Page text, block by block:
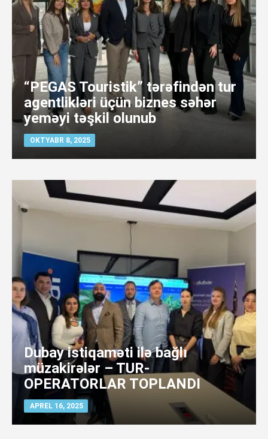
“PEGAS Touristik” tərəfindən tur
agentlikləri üçün biznes səhər
yeməyi təşkil olunub
OKTYABR 8, 2025
Dubay istiqaməti ilə bağlı
müzakirələr – TUR-
OPERATORLAR TOPLANDI
APREL 16, 2025